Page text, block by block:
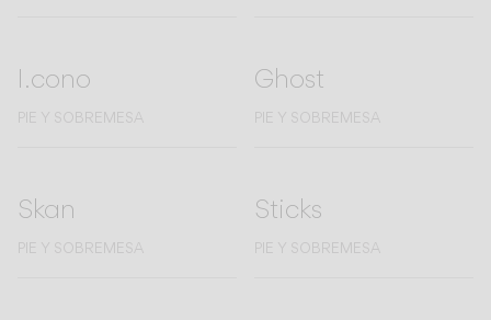
I.cono
PIE Y SOBREMESA
Ghost
PIE Y SOBREMESA
Skan
PIE Y SOBREMESA
Sticks
PIE Y SOBREMESA